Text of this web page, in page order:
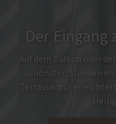
Der Eingang
Auf dem Balkon oder
schönsten Stunden
Terrassentür